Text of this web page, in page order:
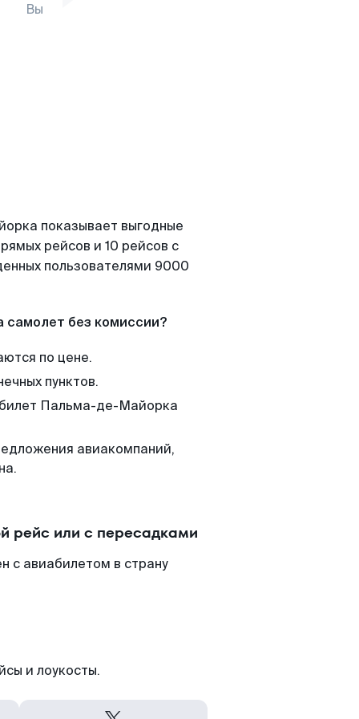
Вы
показывает выгодные
рейсов и 10 рейсов с
пользователями 9000
самолет без комиссии?
по цене.
пунктов.
билет Пальма-де-Майорка
авиакомпаний,
рейс или с пересадками
авиабилетом в страну
и лоукосты.